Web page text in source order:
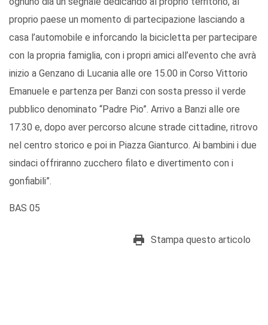
proprio paese un momento di partecipazione lasciando a
casa l’automobile e inforcando la bicicletta per partecipare
con la propria famiglia, con i propri amici all’evento che avrà
inizio a Genzano di Lucania alle ore 15.00 in Corso Vittorio
Emanuele e partenza per Banzi con sosta presso il verde
pubblico denominato “Padre Pio”. Arrivo a Banzi alle ore
17.30 e, dopo aver percorso alcune strade cittadine, ritrovo
nel centro storico e poi in Piazza Gianturco. Ai bambini i due
sindaci offriranno zucchero filato e divertimento con i
gonfiabili”.
BAS 05
Stampa questo articolo